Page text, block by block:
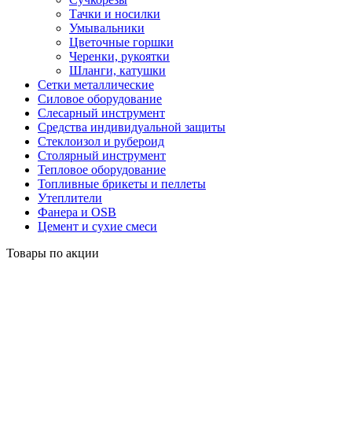
Тачки и носилки
Умывальники
Цветочные горшки
Черенки, рукоятки
Шланги, катушки
Сетки металлические
Силовое оборудование
Слесарный инструмент
Средства индивидуальной защиты
Стеклоизол и рубероид
Столярный инструмент
Тепловое оборудование
Топливные брикеты и пеллеты
Утеплители
Фанера и OSB
Цемент и сухие смеси
Товары по акции